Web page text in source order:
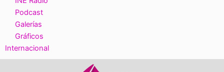
Podcast
Galerías
Gráficos
Internacional